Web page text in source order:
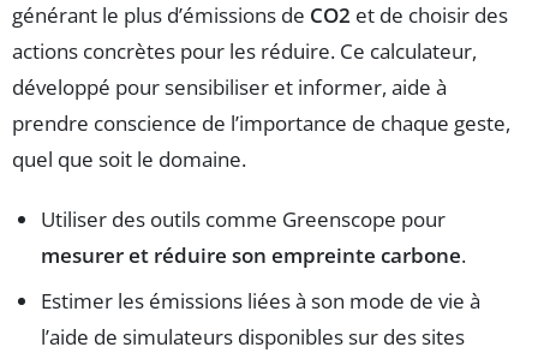
générant le plus d’émissions de CO2 et de choisir des
actions concrètes pour les réduire. Ce calculateur,
développé pour sensibiliser et informer, aide à
prendre conscience de l’importance de chaque geste,
quel que soit le domaine.
Utiliser des outils comme Greenscope pour
mesurer et réduire son empreinte carbone.
Estimer les émissions liées à son mode de vie à
l’aide de simulateurs disponibles sur des sites